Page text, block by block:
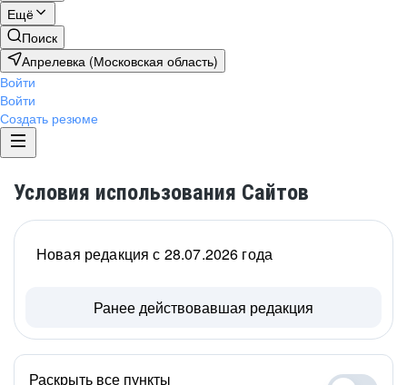
Ещё
Поиск
Апрелевка (Московская область)
Войти
Войти
Создать резюме
Условия использования Сайтов
Новая редакция с 28.07.2026 года
Ранее действовавшая редакция
Раскрыть все пункты